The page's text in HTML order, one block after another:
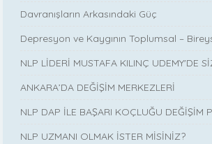
Davranışların Arkasındaki Güç
Depresyon ve Kaygının Toplumsal –
NLP LİDERİ MUSTAFA KILINÇ UDEMY'DE
ANKARA’DA DEĞİŞİM MERKEZLERİ
NLP DAP İLE BAŞARI KOÇLUĞU DEĞİŞİM
NLP UZMANI OLMAK İSTER MİSİNİZ?